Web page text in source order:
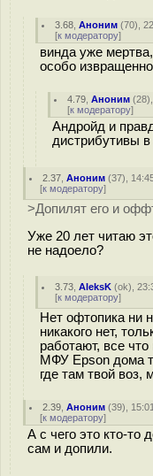
3.68 ,Аноним (70),
[к модератору]
винда уже
особо
4.79 ,Аноним (28
[к модератору]
Андройд и
дистрибутивы
2.37 ,Аноним (37),
[к модератору]
>Допилят его и
Уже 20 лет читаю
не надоело?
3.73 ,AleksK (ok),
[к модератору]
Нет офтопика ни
никакого нет,
работают, все
МФУ Epson дома
где там твой воз,
2.39 ,Аноним (39),
[к модератору]
А с чего это кто-то
сам и допили.